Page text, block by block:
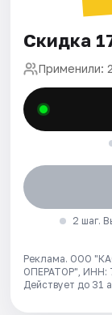
Скидка
Применили:
2 шаг.
Реклама. ООО
ОПЕРАТОР", ИНН:
Действует до 31